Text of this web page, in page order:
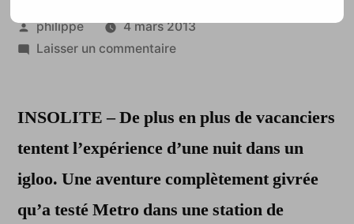
Publié
par
philippe
4 mars 2013
Laisser un commentairesur
un
le
grand
INSOLITE – De plus en plus de vacanciers
tentent l’expérience d’une nuit dans un
igloo. Une aventure complètement givrée
qu’a testé Metro dans une station de